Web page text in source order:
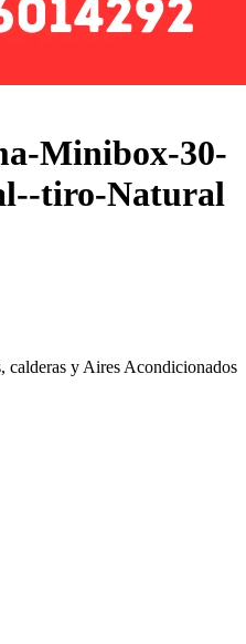
Minibox-30-
tiro-Natural
calderas y Aires Acondicionados